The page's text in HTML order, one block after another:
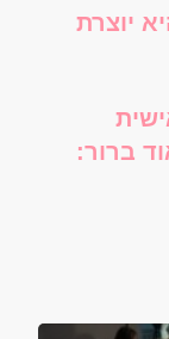
יוצרת
ברור: